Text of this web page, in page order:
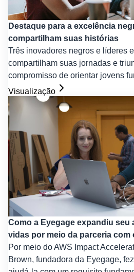
Destaque para a excelência
compartilham suas histórias
Três inovadores negros e líderes
compartilham suas jornadas e
compromisso de orientar jovens
Visualização
Como a Eyegage expandiu seu
vidas por meio da parceria com
Por meio do AWS Impact
Brown, fundadora da Eyegage,